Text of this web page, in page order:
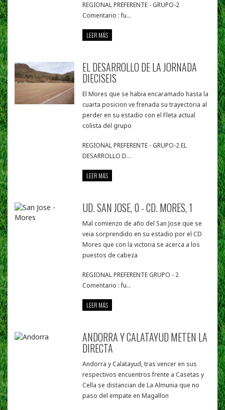
REGIONAL PREFERENTE - GRUPO-2
Comentario : fu...
LEER MÁS
EL DESARROLLO DE LA JORNADA
DIECISEIS
El Mores que se habia encaramado hasta la
cuarta posicion ve frenada su trayectoria al
perder en su estadio con el Fleta actual
colista del grupo
REGIONAL PREFERENTE - GRUPO-2 EL
DESARROLLO D...
LEER MÁS
UD. SAN JOSE, 0 - CD. MORES, 1
Mal comienzo de año del San Jose que se
veia sorprendido en su estadio por el CD
Mores que con la victoria se acerca a los
puestos de cabeza
REGIONAL PREFERENTE GRUPO - 2
Comentario : fu...
LEER MÁS
ANDORRA Y CALATAYUD METEN LA
DIRECTA
Andorra y Calatayud, tras vencer en sus
respectivos encuentros frente a Casetas y
Cella se distancian de La Almunia que no
paso del empate en Magallon